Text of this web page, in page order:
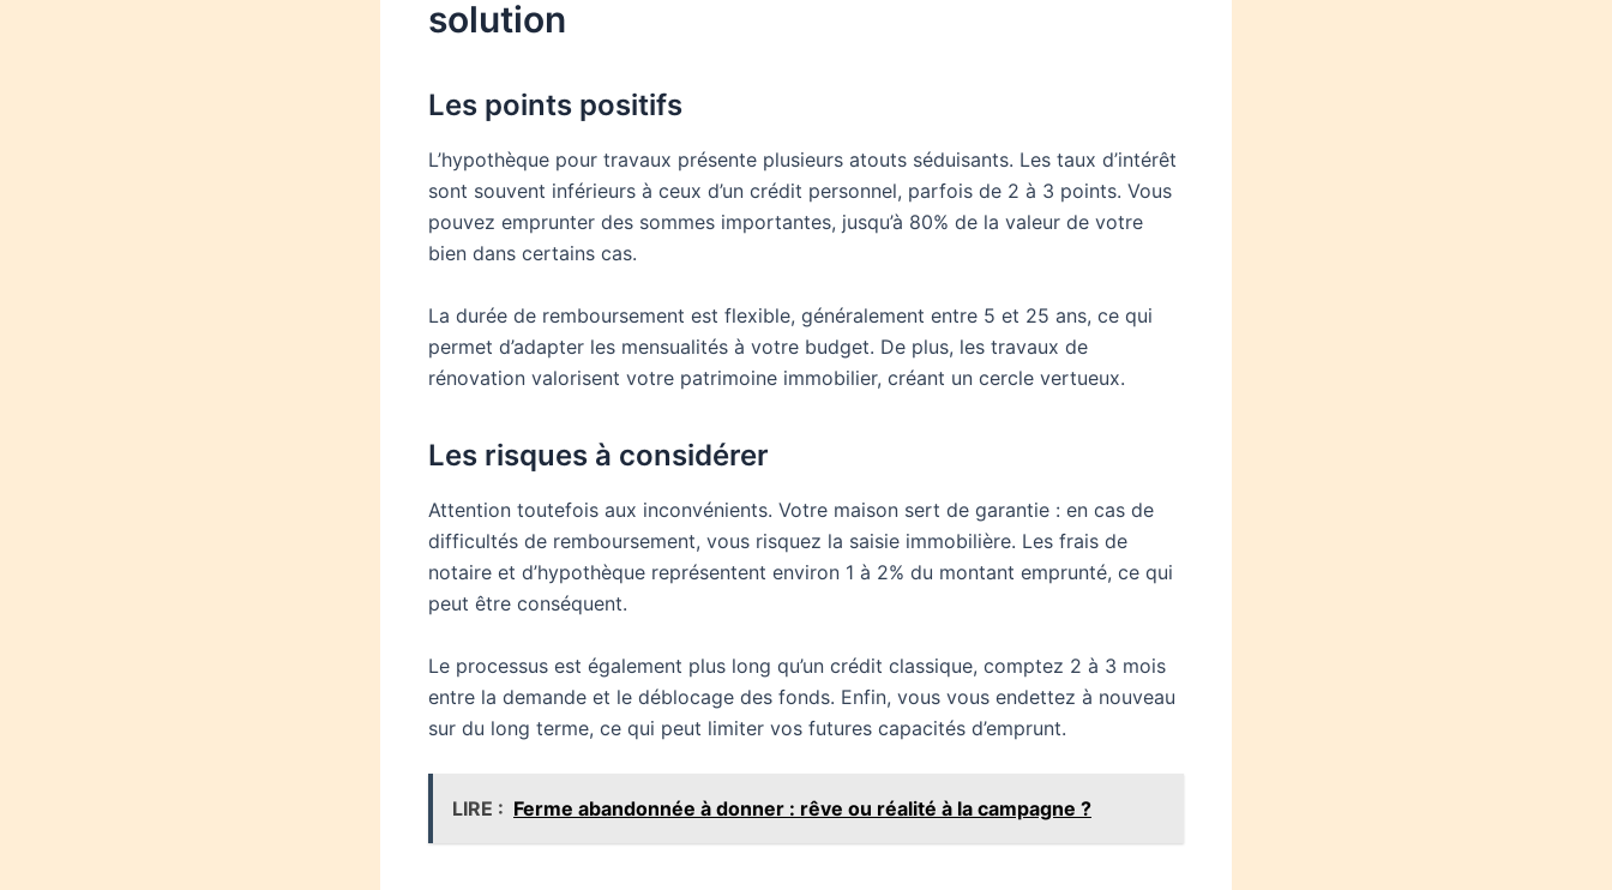
solution
Les points positifs
L’hypothèque pour travaux présente plusieurs atouts séduisants. Les taux d’intérêt
sont souvent inférieurs à ceux d’un crédit personnel, parfois de 2 à 3 points. Vous
pouvez emprunter des sommes importantes, jusqu’à 80% de la valeur de votre
bien dans certains cas.
La durée de remboursement est flexible, généralement entre 5 et 25 ans, ce qui
permet d’adapter les mensualités à votre budget. De plus, les travaux de
rénovation valorisent votre patrimoine immobilier, créant un cercle vertueux.
Les risques à considérer
Attention toutefois aux inconvénients. Votre maison sert de garantie : en cas de
difficultés de remboursement, vous risquez la saisie immobilière. Les frais de
notaire et d’hypothèque représentent environ 1 à 2% du montant emprunté, ce qui
peut être conséquent.
Le processus est également plus long qu’un crédit classique, comptez 2 à 3 mois
entre la demande et le déblocage des fonds. Enfin, vous vous endettez à nouveau
sur du long terme, ce qui peut limiter vos futures capacités d’emprunt.
LIRE : Ferme abandonnée à donner : rêve ou réalité à la campagne ?